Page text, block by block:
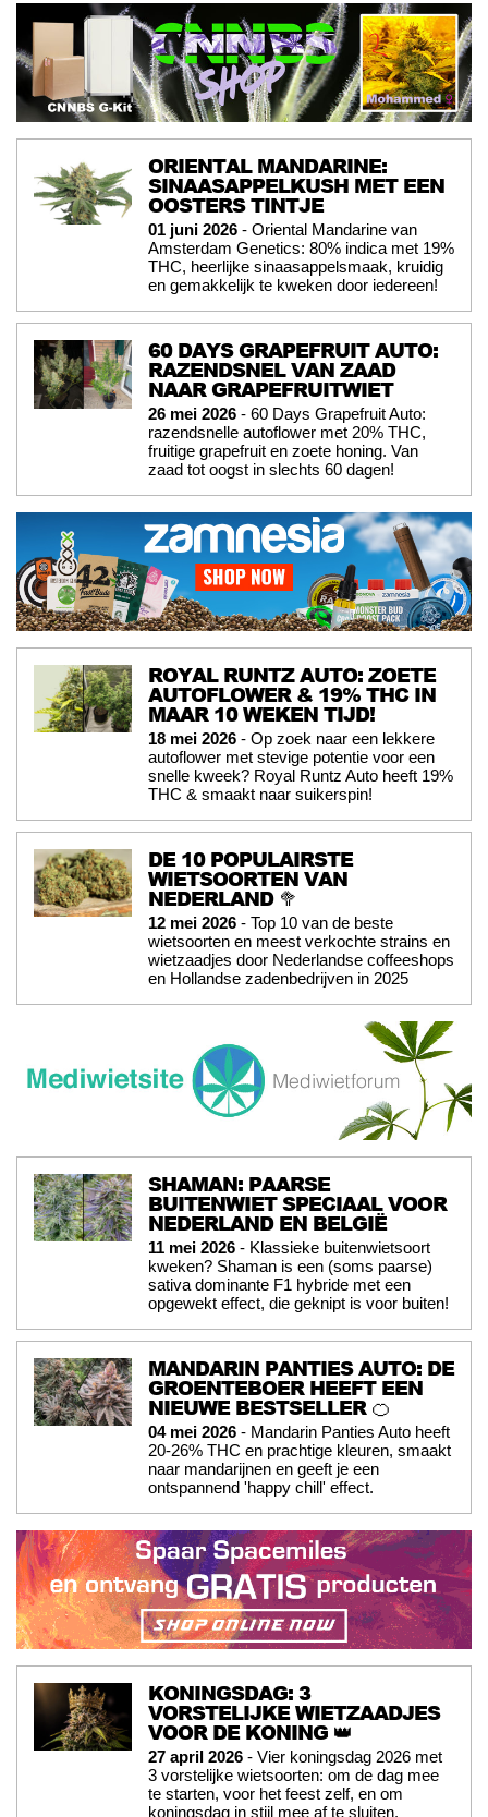
ORIENTAL MANDARINE:
SINAASAPPELKUSH MET EEN
OOSTERS TINTJE
01 juni 2026 - Oriental Mandarine van
Amsterdam Genetics: 80% indica met 19%
THC, heerlijke sinaasappelsmaak, kruidig
en gemakkelijk te kweken door iedereen!
60 DAYS GRAPEFRUIT AUTO:
RAZENDSNEL VAN ZAAD
NAAR GRAPEFRUITWIET
26 mei 2026 - 60 Days Grapefruit Auto:
razendsnelle autoflower met 20% THC,
fruitige grapefruit en zoete honing. Van
zaad tot oogst in slechts 60 dagen!
ROYAL RUNTZ AUTO: ZOETE
AUTOFLOWER & 19% THC IN
MAAR 10 WEKEN TIJD!
18 mei 2026 - Op zoek naar een lekkere
autoflower met stevige potentie voor een
snelle kweek? Royal Runtz Auto heeft 19%
THC & smaakt naar suikerspin!
DE 10 POPULAIRSTE
WIETSOORTEN VAN
NEDERLAND 🥦
12 mei 2026 - Top 10 van de beste
wietsoorten en meest verkochte strains en
wietzaadjes door Nederlandse coffeeshops
en Hollandse zadenbedrijven in 2025
SHAMAN: PAARSE
BUITENWIET SPECIAAL VOOR
NEDERLAND EN BELGIË
11 mei 2026 - Klassieke buitenwietsoort
kweken? Shaman is een (soms paarse)
sativa dominante F1 hybride met een
opgewekt effect, die geknipt is voor buiten!
MANDARIN PANTIES AUTO: DE
GROENTEBOER HEEFT EEN
NIEUWE BESTSELLER 🍊
04 mei 2026 - Mandarin Panties Auto heeft
20-26% THC en prachtige kleuren, smaakt
naar mandarijnen en geeft je een
ontspannend 'happy chill' effect.
KONINGSDAG: 3
VORSTELIJKE WIETZAADJES
VOOR DE KONING 👑
27 april 2026 - Vier koningsdag 2026 met
3 vorstelijke wietsoorten: om de dag mee
te starten, voor het feest zelf, en om
koningsdag in stijl mee af te sluiten.